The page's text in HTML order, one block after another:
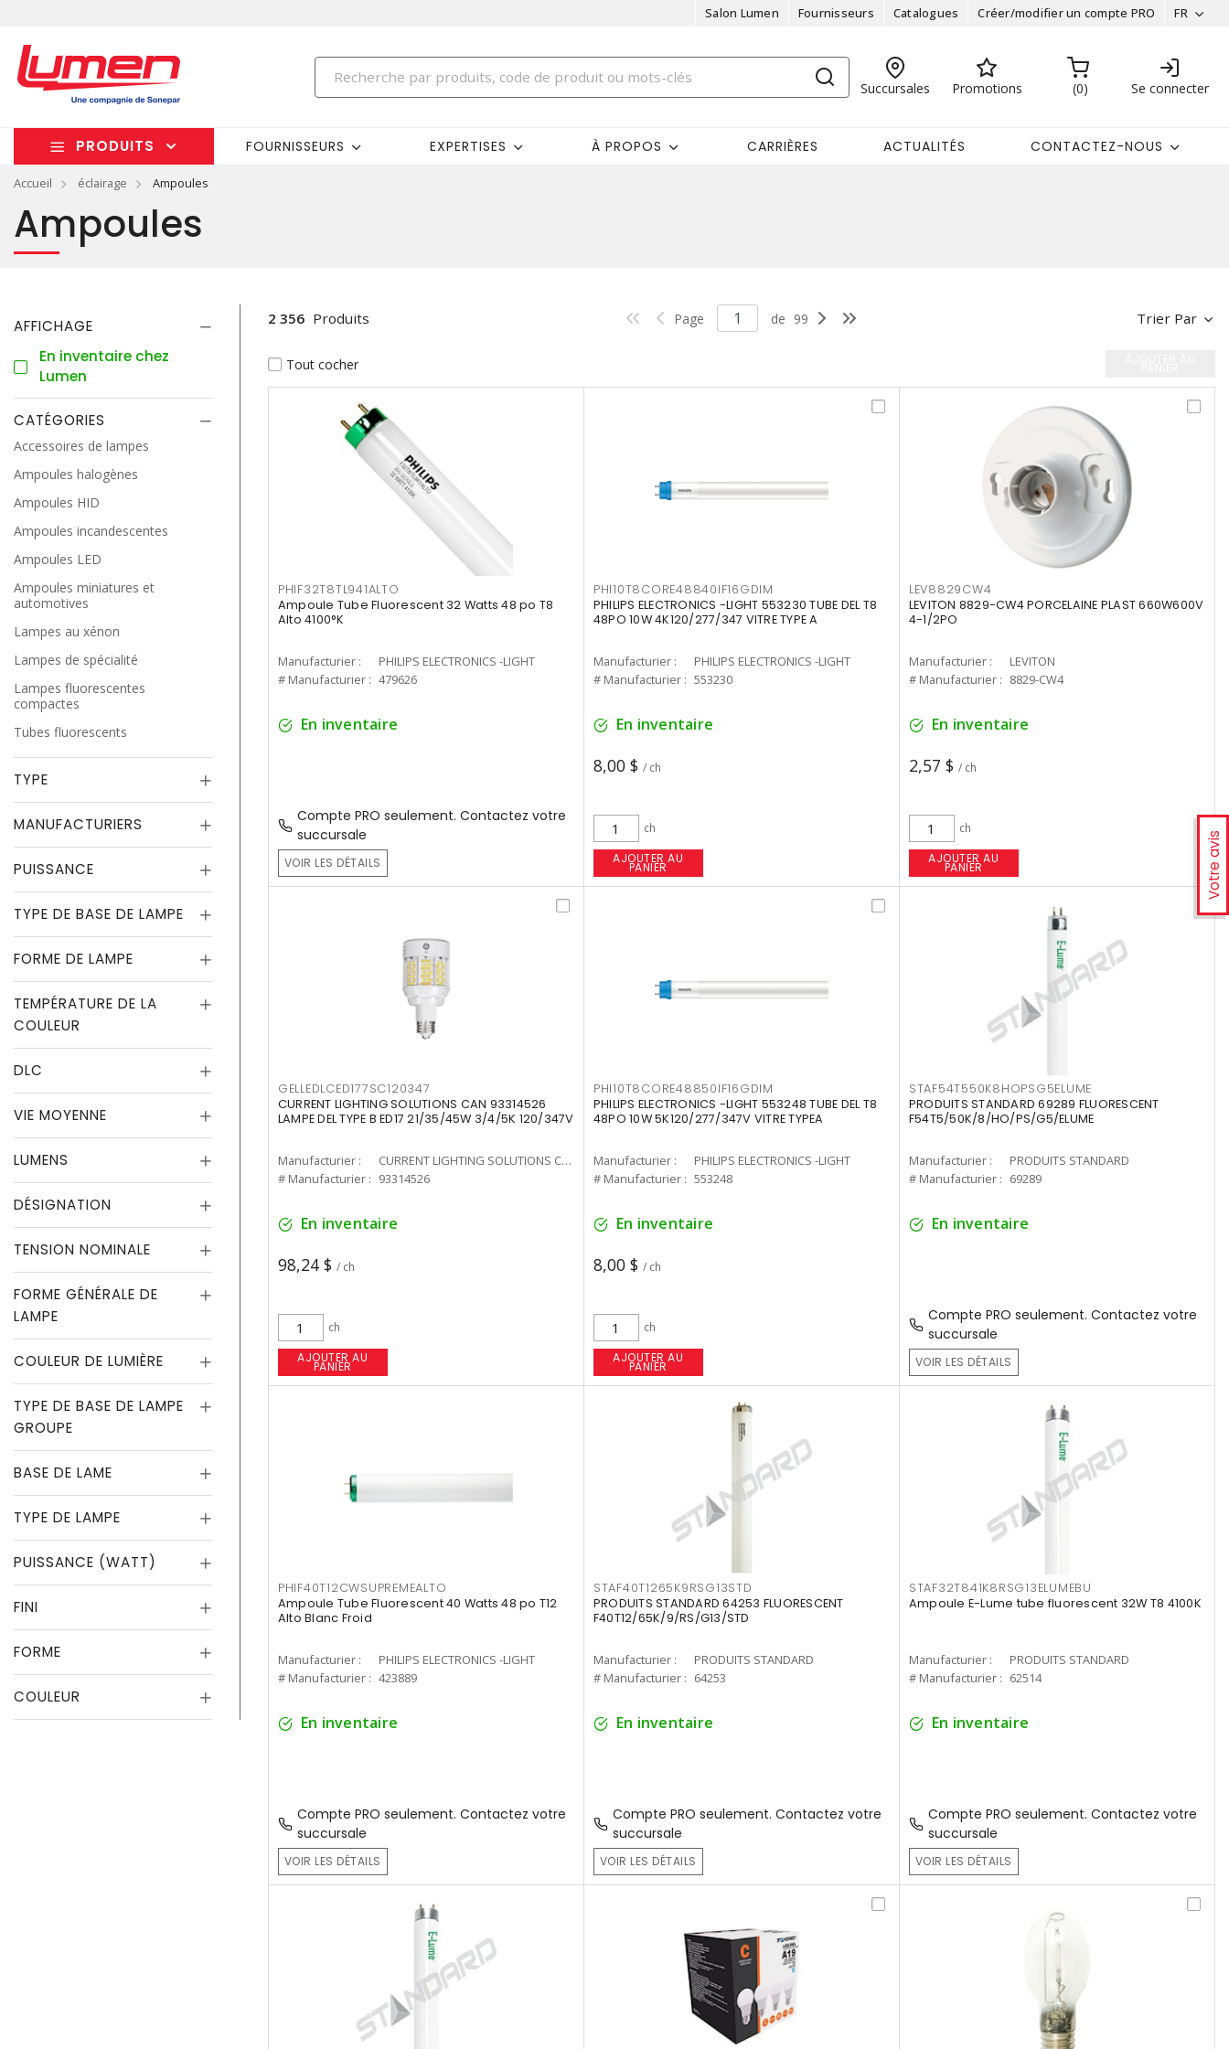
Salon Lumen Fournisseurs Catalogues Créer/modifier un compte PRO FR
Succursales Promotions 0 Se connecter
PRODUITS FOURNISSEURS EXPERTISES À PROPOS CARRIÈRES ACTUALITÉS CONTACTEZ-NOUS
Accueil éclairage Ampoules
Votre avis
Ampoules
AFFICHAGE
En inventaire chez
Lumen
CATÉGORIES
Accessoires de lampes
Ampoules halogènes
Ampoules HID
Ampoules incandescentes
Ampoules LED
Ampoules miniatures et
automotives
Lampes au xénon
Lampes de spécialité
Lampes fluorescentes
compactes
Tubes fluorescents
TYPE
MANUFACTURIERS
PUISSANCE
TYPE DE BASE DE LAMPE
FORME DE LAMPE
TEMPÉRATURE DE LA
COULEUR
DLC
VIE MOYENNE
LUMENS
DÉSIGNATION
TENSION NOMINALE
FORME GÉNÉRALE DE
LAMPE
COULEUR DE LUMIÈRE
TYPE DE BASE DE LAMPE
GROUPE
BASE DE LAME
TYPE DE LAMPE
PUISSANCE (WATT)
FINI
FORME
COULEUR
Trier Par
2 356 Produits Page de 99
Tout cocher
PHIF32T8TL941ALTO
Ampoule Tube Fluorescent 32 Watts 48 po T8
Alto 4100°K
Manufacturier :
PHILIPS ELECTRONICS -LIGHT
# Manufacturier : 479626
En inventaire
Compte PRO seulement. Contactez votre
succursale
VOIR LES DÉTAILS
PHI10T8CORE48840IF16GDIM
PHILIPS ELECTRONICS -LIGHT 553230 TUBE DEL T8
48PO 10W 4K120/277/347 VITRE TYPE A
Manufacturier :
PHILIPS ELECTRONICS -LIGHT
# Manufacturier : 553230
En inventaire
8,00 $ / ch
ch
AJOUTER AU
PANIER
LEV8829CW4
LEVITON 8829-CW4 PORCELAINE PLAST 660W600V
4-1/2PO
Manufacturier :
LEVITON
# Manufacturier : 8829-CW4
En inventaire
2,57 $ / ch
ch
AJOUTER AU
PANIER
GELLEDLCED177SC120347
CURRENT LIGHTING SOLUTIONS CAN 93314526
LAMPE DEL TYPE B ED17 21/35/45W 3/4/5K 120/347V
Manufacturier :
CURRENT LIGHTING SOLUTIONS CAN
# Manufacturier : 93314526
En inventaire
98,24 $ / ch
ch
AJOUTER AU
PANIER
PHI10T8CORE48850IF16GDIM
PHILIPS ELECTRONICS -LIGHT 553248 TUBE DEL T8
48PO 10W 5K120/277/347V VITRE TYPEA
Manufacturier :
PHILIPS ELECTRONICS -LIGHT
# Manufacturier : 553248
En inventaire
8,00 $ / ch
ch
AJOUTER AU
PANIER
STAF54T550K8HOPSG5ELUME
PRODUITS STANDARD 69289 FLUORESCENT
F54T5/50K/8/HO/PS/G5/ELUME
Manufacturier :
PRODUITS STANDARD
# Manufacturier : 69289
En inventaire
Compte PRO seulement. Contactez votre
succursale
VOIR LES DÉTAILS
PHIF40T12CWSUPREMEALTO
Ampoule Tube Fluorescent 40 Watts 48 po T12
Alto Blanc Froid
Manufacturier :
PHILIPS ELECTRONICS -LIGHT
# Manufacturier : 423889
En inventaire
Compte PRO seulement. Contactez votre
succursale
VOIR LES DÉTAILS
STAF40T1265K9RSG13STD
PRODUITS STANDARD 64253 FLUORESCENT
F40T12/65K/9/RS/G13/STD
Manufacturier :
PRODUITS STANDARD
# Manufacturier : 64253
En inventaire
Compte PRO seulement. Contactez votre
succursale
VOIR LES DÉTAILS
STAF32T841K8RSG13ELUMEBU
Ampoule E-Lume tube fluorescent 32W T8 4100K
Manufacturier :
PRODUITS STANDARD
# Manufacturier : 62514
En inventaire
Compte PRO seulement. Contactez votre
succursale
VOIR LES DÉTAILS